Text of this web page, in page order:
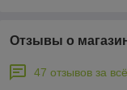
Отзывы о
47 отзывов за